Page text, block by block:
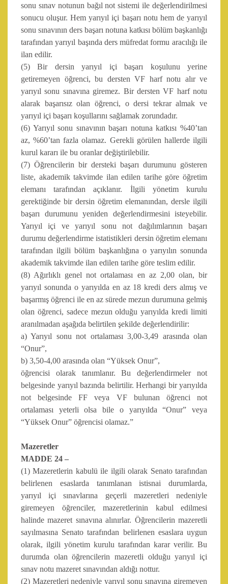
sonu sınav notunun bağıl not sistemi ile değerlendirilmesi
sonucu oluşur. Hem yarıyıl içi başarı notu hem de yarıyıl
sonu sınavının ders başarı notuna katkısı bölüm başkanlığı
tarafından yarıyıl başında ders müfredat formu aracılığı ile
ilan edilir.
(5) Bir dersin yarıyıl içi başarı koşulunu yerine
getiremeyen öğrenci, bu dersten VF harf notu alır ve
yarıyıl sonu sınavına giremez. Bir dersten VF harf notu
alarak başarısız olan öğrenci, o dersi tekrar almak ve
yarıyıl içi başarı koşullarını sağlamak zorundadır.
(6) Yarıyıl sonu sınavının başarı notuna katkısı %40’tan
az, %60’tan fazla olamaz. Gerekli görülen hallerde ilgili
kurul kararı ile bu oranlar değiştirilebilir.
(7) Öğrencilerin bir dersteki başarı durumunu gösteren
liste, akademik takvimde ilan edilen tarihe göre öğretim
elemanı tarafından açıklanır. İlgili yönetim kurulu
gerektiğinde bir dersin öğretim elemanından, dersle ilgili
başarı durumunu yeniden değerlendirmesini isteyebilir.
Yarıyıl içi ve yarıyıl sonu not dağılımlarının başarı
durumu değerlendirme istatistikleri dersin öğretim elemanı
tarafından ilgili bölüm başkanlığına o yarıyılın sonunda
akademik takvimde ilan edilen tarihe göre teslim edilir.
(8) Ağırlıklı genel not ortalaması en az 2,00 olan, bir
yarıyıl sonunda o yarıyılda en az 18 kredi ders almış ve
başarmış öğrenci ile en az sürede mezun durumuna gelmiş
olan öğrenci, sadece mezun olduğu yarıyılda kredi limiti
aranılmadan aşağıda belirtilen şekilde değerlendirilir:
a) Yarıyıl sonu not ortalaması 3,00-3,49 arasında olan
“Onur”,
b) 3,50-4,00 arasında olan “Yüksek Onur”,
öğrencisi olarak tanımlanır. Bu değerlendirmeler not
belgesinde yarıyıl bazında belirtilir. Herhangi bir yarıyılda
not belgesinde FF veya VF bulunan öğrenci not
ortalaması yeterli olsa bile o yarıyılda “Onur” veya
“Yüksek Onur” öğrencisi olamaz.”
Mazeretler
MADDE 24 –
(1) Mazeretlerin kabulü ile ilgili olarak Senato tarafından
belirlenen esaslarda tanımlanan istisnai durumlarda,
yarıyıl içi sınavlarına geçerli mazeretleri nedeniyle
giremeyen öğrenciler, mazeretlerinin kabul edilmesi
halinde mazeret sınavına alınırlar. Öğrencilerin mazeretli
sayılmasına Senato tarafından belirlenen esaslara uygun
olarak, ilgili yönetim kurulu tarafından karar verilir. Bu
durumda olan öğrencilerin mazeretli olduğu yarıyıl içi
sınav notu mazeret sınavından aldığı nottur.
(2) Mazeretleri nedeniyle yarıyıl sonu sınavına giremeyen